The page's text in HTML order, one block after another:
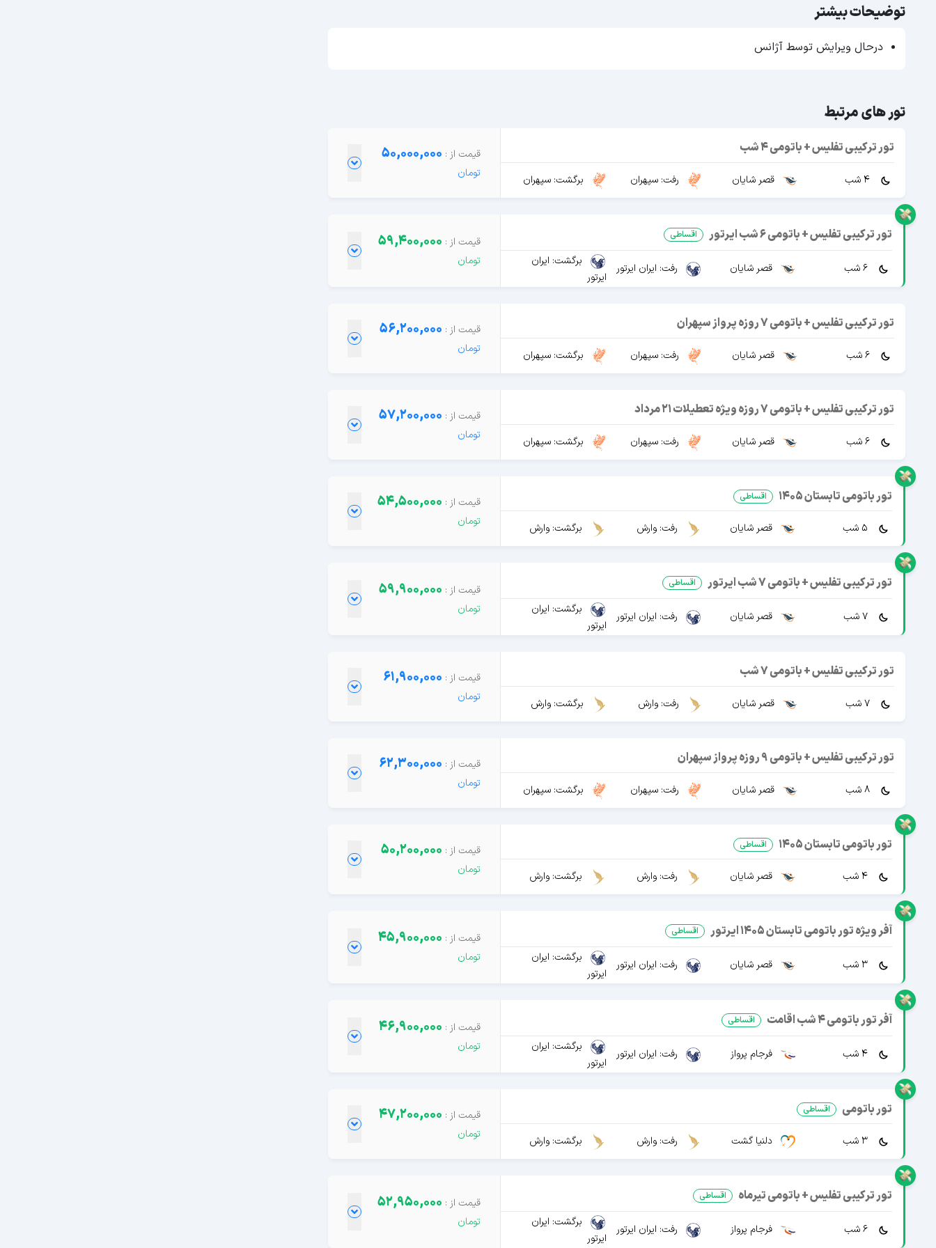
توضیحات بیشتر
درحال ویرایش توسط آژانس
تور های مرتبط
تور ترکیبی تفلیس + باتومی 4 شب
قصر شایان رفت: سپهران برگشت: سپهران
50,000,000
تور ترکیبی تفلیس + باتومی 6 شب ایرتور اقساطی
قصر شایان رفت: ایران ایرتور
برگشت: ایران
ایرتور
59,400,000
تور ترکیبی تفلیس + باتومی 7 روزه پرواز سپهران
قصر شایان رفت: سپهران برگشت: سپهران
56,200,000
تور ترکیبی تفلیس + باتومی 7 روزه ویژه تعطیلات 21 مرداد
قصر شایان رفت: سپهران برگشت: سپهران
57,200,000
تور باتومی تابستان 1405 اقساطی
قصر شایان رفت: وارش برگشت: وارش
54,500,000
تور ترکیبی تفلیس + باتومی 7 شب ایرتور اقساطی
قصر شایان رفت: ایران ایرتور
برگشت: ایران
ایرتور
59,900,000
تور ترکیبی تفلیس + باتومی 7 شب
قصر شایان رفت: وارش برگشت: وارش
61,900,000
تور ترکیبی تفلیس + باتومی 9 روزه پرواز سپهران
قصر شایان رفت: سپهران برگشت: سپهران
62,300,000
تور باتومی تابستان 1405 اقساطی
قصر شایان رفت: وارش برگشت: وارش
50,200,000
آفر ویژه تور باتومی تابستان 1405 ایرتور اقساطی
قصر شایان رفت: ایران ایرتور
برگشت: ایران
ایرتور
45,900,000
آفر تور باتومی 4 شب اقامت اقساطی
فرجام پرواز رفت: ایران ایرتور
برگشت: ایران
ایرتور
46,900,000
تور باتومی اقساطی
دلنیا گشت رفت: وارش برگشت: وارش
47,200,000
تور ترکیبی تفلیس + باتومی تیرماه اقساطی
فرجام پرواز رفت: ایران ایرتور
برگشت: ایران
ایرتور
52,950,000